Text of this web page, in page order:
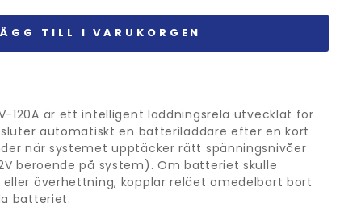
TILL I VARUKORGEN
120A är ett intelligent laddningsrelä utvecklat för
automatiskt en batteriladdare efter en kort
när systemet upptäcker rätt spänningsnivåer
beroende på system). Om batteriet skulle
överhettning, kopplar reläet omedelbart bort
batteriet.